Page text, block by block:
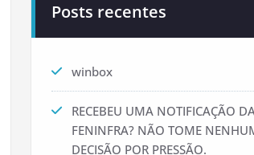
Posts recentes
winbox
RECEBEU UMA NOTIFICAÇÃO
FENINFRA? NÃO TOME
DECISÃO POR PRESSÃO.